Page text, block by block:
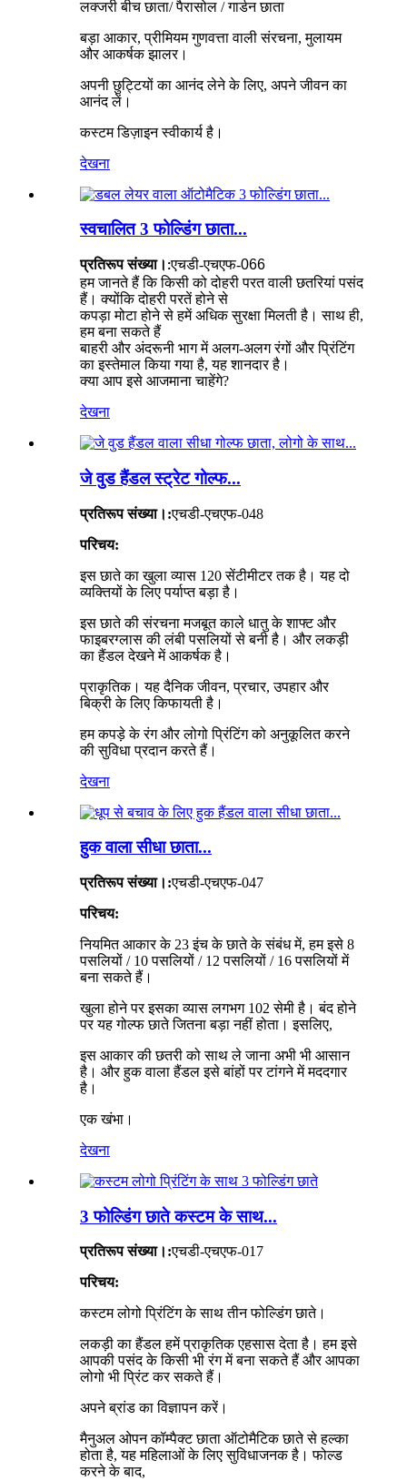
लक्जरी बीच छाता/ पैरासोल / गार्डन छाता
बड़ा आकार, प्रीमियम गुणवत्ता वाली संरचना, मुलायम
और आकर्षक झालर।
अपनी छुट्टियों का आनंद लेने के लिए, अपने जीवन का
आनंद लें।
कस्टम डिज़ाइन स्वीकार्य है।
देखना
स्वचालित 3 फोल्डिंग छाता...
प्रतिरूप संख्या।:एचडी-एचएफ-066
हम जानते हैं कि किसी को दोहरी परत वाली छतरियां पसंद
हैं। क्योंकि दोहरी परतें होने से
कपड़ा मोटा होने से हमें अधिक सुरक्षा मिलती है। साथ ही,
हम बना सकते हैं
बाहरी और अंदरूनी भाग में अलग-अलग रंगों और प्रिंटिंग
का इस्तेमाल किया गया है, यह शानदार है।
क्या आप इसे आजमाना चाहेंगे?
देखना
जे वुड हैंडल स्ट्रेट गोल्फ...
प्रतिरूप संख्या।:एचडी-एचएफ-048
परिचय:
इस छाते का खुला व्यास 120 सेंटीमीटर तक है। यह दो
व्यक्तियों के लिए पर्याप्त बड़ा है।
इस छाते की संरचना मजबूत काले धातु के शाफ्ट और
फाइबरग्लास की लंबी पसलियों से बनी है। और लकड़ी
का हैंडल देखने में आकर्षक है।
प्राकृतिक। यह दैनिक जीवन, प्रचार, उपहार और
बिक्री के लिए किफायती है।
हम कपड़े के रंग और लोगो प्रिंटिंग को अनुकूलित करने
की सुविधा प्रदान करते हैं।
देखना
हुक वाला सीधा छाता...
प्रतिरूप संख्या।:एचडी-एचएफ-047
परिचय:
नियमित आकार के 23 इंच के छाते के संबंध में, हम इसे 8
पसलियों / 10 पसलियों / 12 पसलियों / 16 पसलियों में
बना सकते हैं।
खुला होने पर इसका व्यास लगभग 102 सेमी है। बंद होने
पर यह गोल्फ छाते जितना बड़ा नहीं होता। इसलिए,
इस आकार की छतरी को साथ ले जाना अभी भी आसान
है। और हुक वाला हैंडल इसे बांहों पर टांगने में मददगार
है।
एक खंभा।
देखना
3 फोल्डिंग छाते कस्टम के साथ...
प्रतिरूप संख्या।:एचडी-एचएफ-017
परिचय:
कस्टम लोगो प्रिंटिंग के साथ तीन फोल्डिंग छाते।
लकड़ी का हैंडल हमें प्राकृतिक एहसास देता है। हम इसे
आपकी पसंद के किसी भी रंग में बना सकते हैं और आपका
लोगो भी प्रिंट कर सकते हैं।
अपने ब्रांड का विज्ञापन करें।
मैनुअल ओपन कॉम्पैक्ट छाता ऑटोमैटिक छाते से हल्का
होता है, यह महिलाओं के लिए सुविधाजनक है। फोल्ड
करने के बाद,